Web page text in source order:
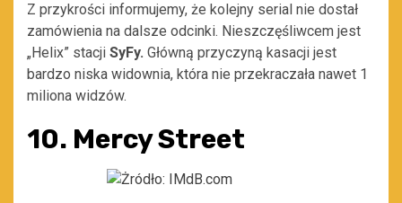
Z przykrości informujemy, że kolejny serial nie dostał
zamówienia na dalsze odcinki. Nieszczęśliwcem jest
„Helix” stacji SyFy. Główną przyczyną kasacji jest
bardzo niska widownia, która nie przekraczała nawet 1
miliona widzów.
10. Mercy Street